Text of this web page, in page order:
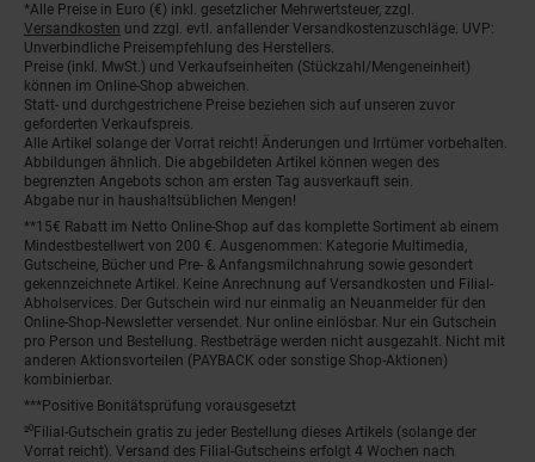
Fußnoten
*Alle Preise in Euro (€) inkl. gesetzlicher Mehrwertsteuer, zzgl.
Versandkosten und zzgl. evtl. anfallender Versandkostenzuschläge. UVP:
Unverbindliche Preisempfehlung des Herstellers.
Preise (inkl. MwSt.) und Verkaufseinheiten (Stückzahl/Mengeneinheit)
können im Online-Shop abweichen.
Statt- und durchgestrichene Preise beziehen sich auf unseren zuvor
geforderten Verkaufspreis.
Alle Artikel solange der Vorrat reicht! Änderungen und Irrtümer vorbehalten.
Abbildungen ähnlich. Die abgebildeten Artikel können wegen des
begrenzten Angebots schon am ersten Tag ausverkauft sein.
Abgabe nur in haushaltsüblichen Mengen!
**15€ Rabatt im Netto Online-Shop auf das komplette Sortiment ab einem
Mindestbestellwert von 200 €. Ausgenommen: Kategorie Multimedia,
Gutscheine, Bücher und Pre- & Anfangsmilchnahrung sowie gesondert
gekennzeichnete Artikel. Keine Anrechnung auf Versandkosten und Filial-
Abholservices. Der Gutschein wird nur einmalig an Neuanmelder für den
Online-Shop-Newsletter versendet. Nur online einlösbar. Nur ein Gutschein
pro Person und Bestellung. Restbeträge werden nicht ausgezahlt. Nicht mit
anderen Aktionsvorteilen (PAYBACK oder sonstige Shop-Aktionen)
kombinierbar.
***Positive Bonitätsprüfung vorausgesetzt
²⁰Filial-Gutschein gratis zu jeder Bestellung dieses Artikels (solange der
Vorrat reicht). Versand des Filial-Gutscheins erfolgt 4 Wochen nach